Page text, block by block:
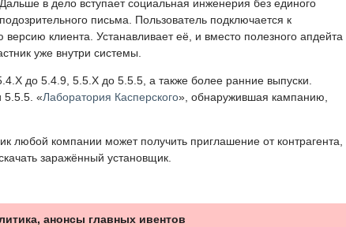
Дальше в дело вступает социальная инженерия без единого
подозрительного письма. Пользователь подключается к
клиента. Устанавливает её, и вместо полезного апдейта
уже внутри системы.
до 5.4.9, 5.5.X до 5.5.5, а также более ранние выпуски.
5.5.5. «Лаборатория Касперского», обнаружившая кампанию,
любой компании может получить приглашение от контрагента,
заражённый установщик.
анонсы главных ивентов